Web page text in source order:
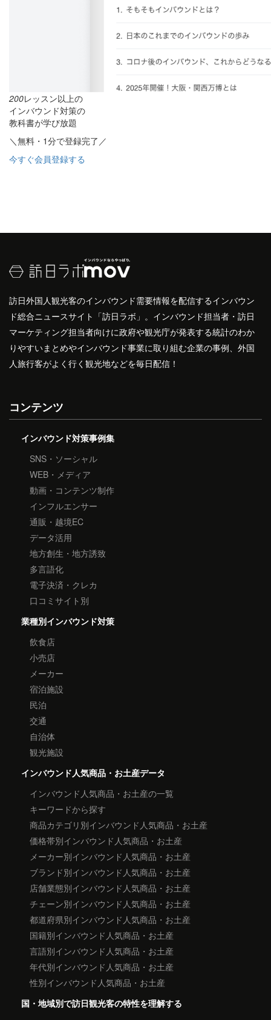
200レッスン以上の
インバウンド対策の
教科書が学び放題
＼無料・1分で登録完了／
今すぐ会員登録する
訪日外国人観光客のインバウンド需要情報を配信するインバウン
ド総合ニュースサイト「訪日ラボ」。インバウンド担当者・訪日
マーケティング担当者向けに政府や観光庁が発表する統計のわか
りやすいまとめやインバウンド事業に取り組む企業の事例、外国
人旅行客がよく行く観光地などを毎日配信！
コンテンツ
インバウンド対策事例集
SNS・ソーシャル
WEB・メディア
動画・コンテンツ制作
インフルエンサー
通販・越境EC
データ活用
地方創生・地方誘致
多言語化
電子決済・クレカ
口コミサイト別
業種別インバウンド対策
飲食店
小売店
メーカー
宿泊施設
民泊
交通
自治体
観光施設
インバウンド人気商品・お土産データ
インバウンド人気商品・お土産の一覧
キーワードから探す
商品カテゴリ別インバウンド人気商品・お土産
価格帯別インバウンド人気商品・お土産
メーカー別インバウンド人気商品・お土産
ブランド別インバウンド人気商品・お土産
店舗業態別インバウンド人気商品・お土産
チェーン別インバウンド人気商品・お土産
都道府県別インバウンド人気商品・お土産
国籍別インバウンド人気商品・お土産
言語別インバウンド人気商品・お土産
年代別インバウンド人気商品・お土産
性別インバウンド人気商品・お土産
国・地域別で訪日観光客の特性を理解する